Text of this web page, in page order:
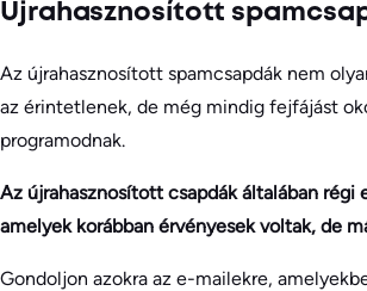
Újrahasznosított
Az újrahasznosított spamcsapdák nem
az érintetlenek, de még mindig fejfájást
programodnak.
Az újrahasznosított csapdák általában régi
amelyek korábban érvényesek voltak, de
Gondoljon azokra az e-mailekre,